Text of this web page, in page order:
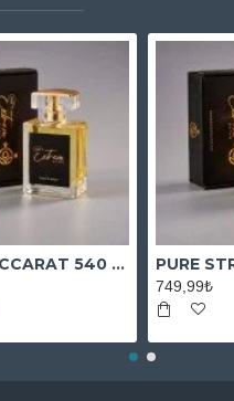
PURE BACCARAT 540 EXTRAİT
749,99₺